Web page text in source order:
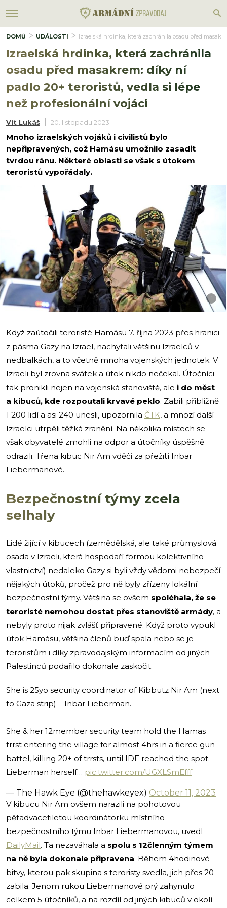
DOMŮ UDÁLOSTI Izraelská hrdinka, která zachránila osadu před
Izraelská hrdinka, která zachránila
osadu před masakrem: díky ní
padlo 20+ teroristů, vedla si lépe
než profesionální vojáci
Vít Lukáš 20. listopadu 2023
Mnoho izraelských vojáků i civilistů bylo
nepřipravených, což Hamásu umožnilo zasadit
tvrdou ránu. Některé oblasti se však s útokem
teroristů vypořádaly.
i
Když zaútočili teroristé Hamásu 7. října 2023 přes hranici
z pásma Gazy na Izrael, nachytali většinu Izraelců v
nedbalkách, a to včetně mnoha vojenských jednotek. V
Izraeli byl zrovna svátek a útok nikdo nečekal. Útočníci
tak pronikli nejen na vojenská stanoviště, ale i do měst
a kibuců, kde rozpoutali krvavé peklo. Zabili přibližně
1 200 lidí a asi 240 unesli, upozornila ČTK, a mnozí další
Izraelci utrpěli těžká zranění. Na několika místech se
však obyvatelé zmohli na odpor a útočníky úspěšně
odrazili. Třena kibuc Nir Am vděčí za přežití Inbar
Liebermanové.
Bezpečnostní týmy zcela
selhaly
Lidé žijící v kibucech (zemědělská, ale také průmyslová
osada v Izraeli, která hospodaří formou kolektivního
vlastnictví) nedaleko Gazy si byli vždy vědomi nebezpečí
nějakých útoků, pročež pro ně byly zřízeny lokální
bezpečnostní týmy. Většina se ovšem spoléhala, že se
teroristé nemohou dostat přes stanoviště armády, a
nebyly proto nijak zvlášť připravené. Když proto vypukl
útok Hamásu, většina členů buď spala nebo se je
teroristům i díky zpravodajským informacím od jiných
Palestinců podařilo dokonale zaskočit.
She is 25yo security coordinator of Kibbutz Nir Am (next
to Gaza strip) – Inbar Lieberman.
She & her 12member security team hold the Hamas
trrst entering the village for almost 4hrs in a fierce gun
battel, kiIIing 20+ of trrsts, until IDF reached the spot.
Lieberman herself… pic.twitter.com/UGXLSmEfff
— The Hawk Eye (@thehawkeyex) October 11, 2023
V kibucu Nir Am ovšem narazili na pohotovou
pětadvacetiletou koordinátorku místního
bezpečnostního týmu Inbar Liebermanovou, uvedl
DailyMail. Ta nezaváhala a spolu s 12členným týmem
na ně byla dokonale připravena. Během 4hodinové
bitvy, kterou pak skupina s teroristy svedla, jich přes 20
zabila. Jenom rukou Liebermanové prý zahynulo
celkem 5 útočníků, a na rozdíl od jiných kibuců v okolí